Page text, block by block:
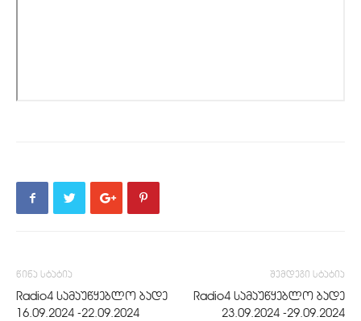
წინა სტატია
Radio4 სამაუწყებლო ბადე
16.09.2024 -22.09.2024
შემდეგი სტატია
Radio4 სამაუწყებლო ბადე
23.09.2024 -29.09.2024